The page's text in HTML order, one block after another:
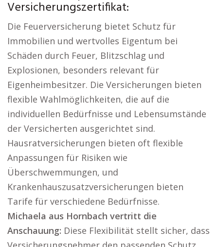
Versicherungszertifikat:
Die Feuerversicherung bietet Schutz für
Immobilien und wertvolles Eigentum bei
Schäden durch Feuer, Blitzschlag und
Explosionen, besonders relevant für
Eigenheimbesitzer. Die Versicherungen bieten
flexible Wahlmöglichkeiten, die auf die
individuellen Bedürfnisse und Lebensumstände
der Versicherten ausgerichtet sind.
Hausratversicherungen bieten oft flexible
Anpassungen für Risiken wie
Überschwemmungen, und
Krankenhauszusatzversicherungen bieten
Tarife für verschiedene Bedürfnisse.
Michaela aus Hornbach vertritt die
Anschauung: Diese Flexibilität stellt sicher, dass